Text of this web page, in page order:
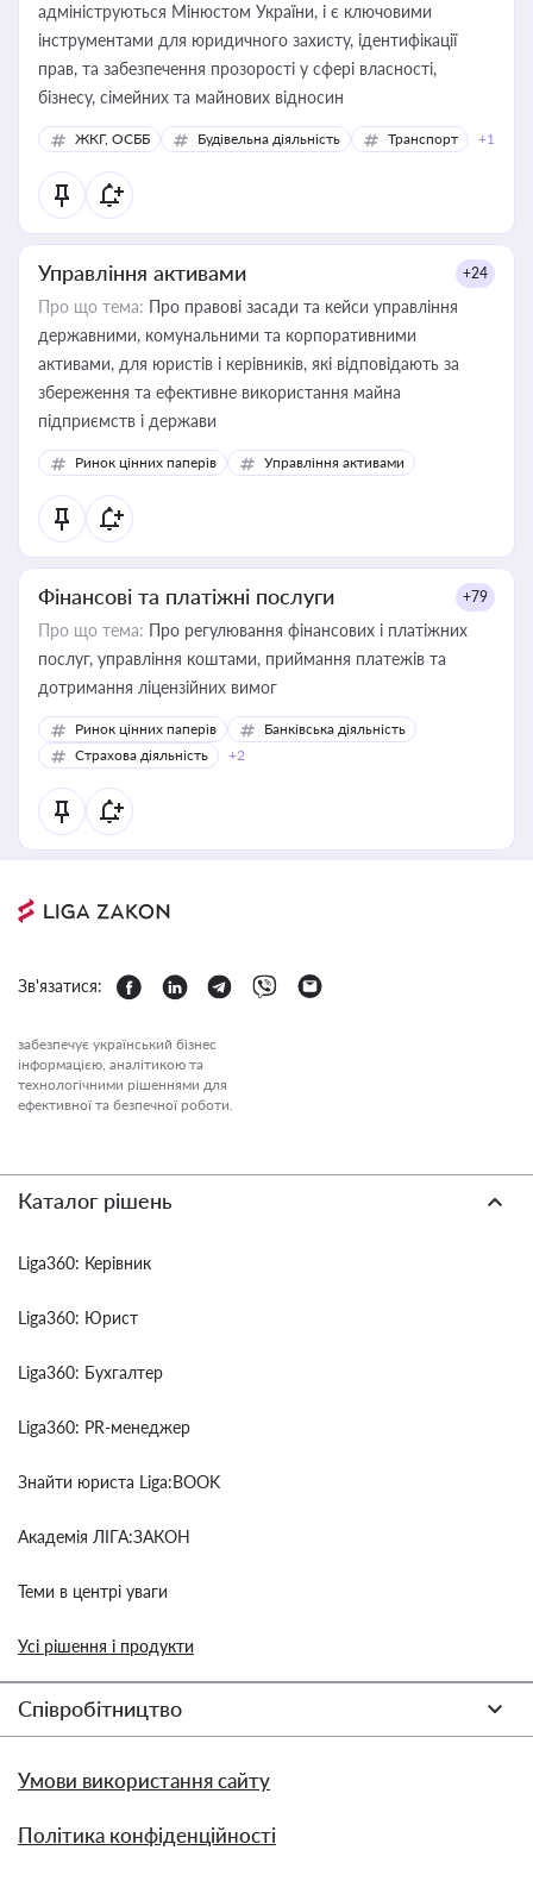
адмініструються Мінюстом України, і є ключовими
інструментами для юридичного захисту, ідентифікації
прав, та забезпечення прозорості у сфері власності,
бізнесу, сімейних та майнових відносин
ЖКГ, ОСББ Будівельна діяльність Транспорт +1
Управління активами +24
Про що тема: Про правові засади та кейси управління
державними, комунальними та корпоративними
активами, для юристів і керівників, які відповідають за
збереження та ефективне використання майна
підприємств і держави
Ринок цінних паперів Управління активами
Фінансові та платіжні послуги +79
Про що тема: Про регулювання фінансових і платіжних
послуг, управління коштами, приймання платежів та
дотримання ліцензійних вимог
Ринок цінних паперів
Банківська діяльність
Страхова діяльність
+2
Зв'язатися:
забезпечує український бізнес
інформацією, аналітикою та
технологічними рішеннями для
ефективної та безпечної роботи.
Каталог рішень
Liga360: Керівник
Liga360: Юрист
Liga360: Бухгалтер
Liga360: PR-менеджер
Знайти юриста Liga:BOOK
Академія ЛІГА:ЗАКОН
Теми в центрі уваги
Усі рішення і продукти
Співробітництво
Умови використання сайту
Політика конфіденційності